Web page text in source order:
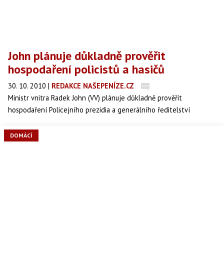
John plánuje důkladně prověřit
hospodaření policistů a hasičů
30. 10. 2010 | REDAKCE NAŠEPENÍZE.CZ
Ministr vnitra Radek John (VV) plánuje důkladně prověřit
hospodaření Policejního prezidia a generálního ředitelství
proběhne podle něj v nejbližších dnech hloubkový forenzní audit.
DOMÁCÍ